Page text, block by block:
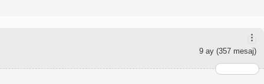
9 ay (357 mesaj)